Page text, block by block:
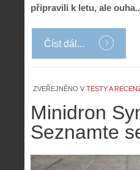
připravili k letu, ale
Číst dál...
ZVEŘEJNĚNO V TESTY A
Minidron
Seznamte